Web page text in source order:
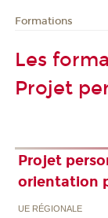
Formations
Les
Projet
Projet
orientation
UE RÉGIONALE